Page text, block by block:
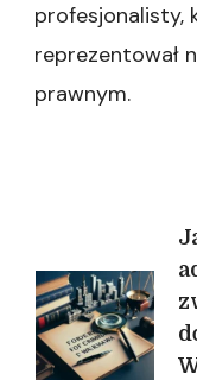
profesjonalisty,
reprezentował
prawnym.